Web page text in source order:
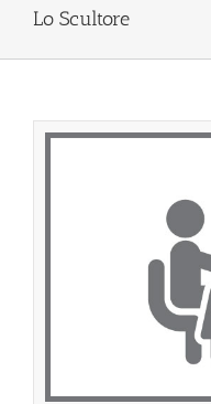
Lo Scultore